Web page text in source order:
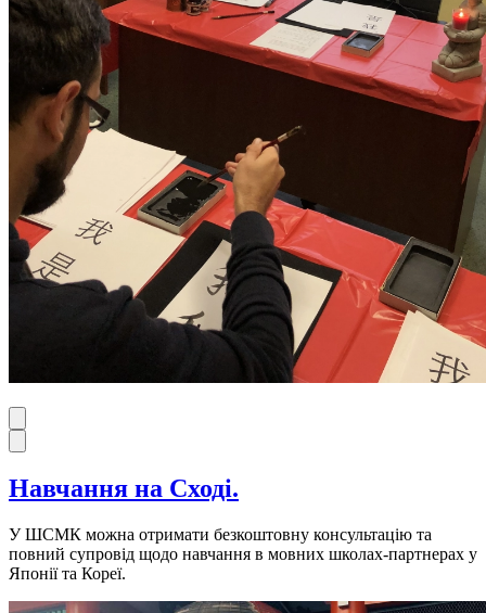
Навчання на Сході.
У ШСМК можна отримати безкоштовну консультацію та
повний супровід щодо навчання в мовних школах-партнерах у
Японії та Кореї.